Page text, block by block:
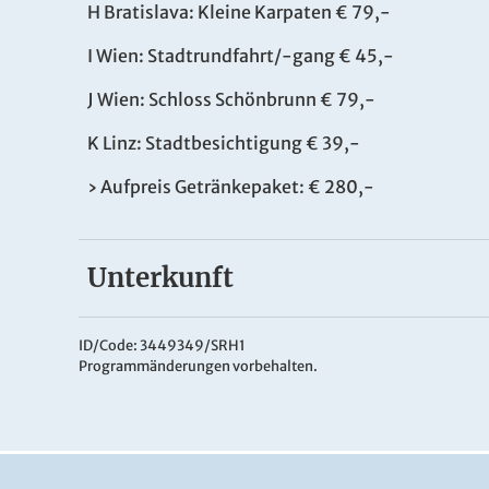
H Bratislava: Kleine Karpaten € 79,-
I Wien: Stadtrundfahrt/-gang € 45,-
J Wien: Schloss Schönbrunn € 79,-
K Linz: Stadtbesichtigung € 39,-
› Aufpreis Getränkepaket: € 280,-
Unterkunft
DSC Amethyst
Kabinen-Ausstattung:
ID/Code: 3449349/SRH1
Programmänderungen vorbehalten.